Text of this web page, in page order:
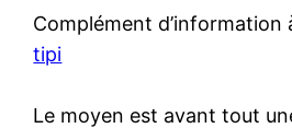
Complément
tipi
Le moyen est avant tout